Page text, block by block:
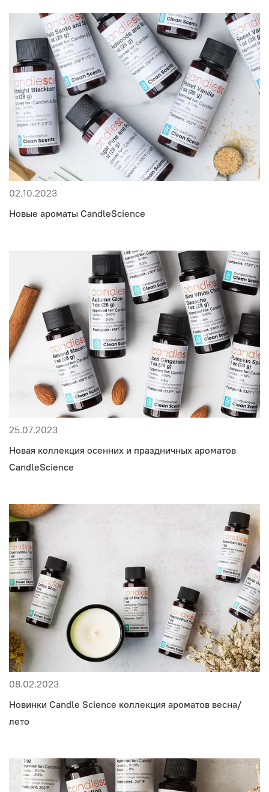
02.10.2023
Новые ароматы CandleScience
25.07.2023
Новая коллекция осенних и праздничных ароматов
CandleScience
08.02.2023
Новинки Candle Science коллекция ароматов весна/
лето